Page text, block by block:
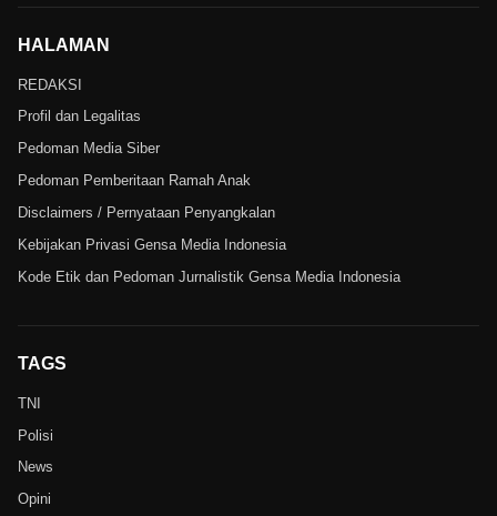
HALAMAN
REDAKSI
Profil dan Legalitas
Pedoman Media Siber
Pedoman Pemberitaan Ramah Anak
Disclaimers / Pernyataan Penyangkalan
Kebijakan Privasi Gensa Media Indonesia
Kode Etik dan Pedoman Jurnalistik Gensa Media Indonesia
TAGS
TNI
Polisi
News
Opini